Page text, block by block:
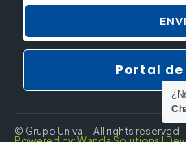
Portal
© Grupo Unival - All rights reserved